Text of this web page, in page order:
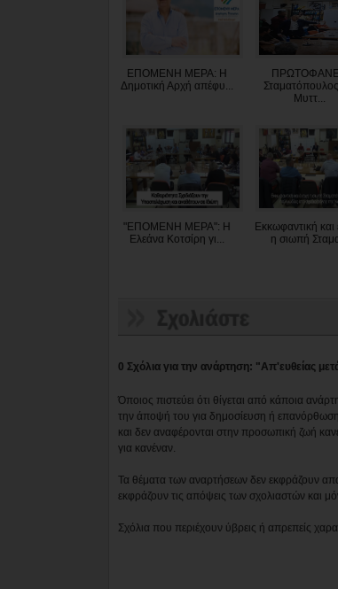
ΕΠΟΜΕΝΗ ΜΕΡΑ: Η
Δημοτική Αρχή απέφυ...
Σταματόπουλος
Μυττ...
"ΕΠΟΜΕΝΗ ΜΕΡΑ": Η
Ελεάνα Κοτσίρη γι...
Εκκωφαντική και
η σιωπή
0 Σχόλια για την ανάρτηση: "Απ'ευθείας
Όποιος πιστεύει ότι θίγεται από κάποια
την άποψή του για δημοσίευση ή
και δεν αναφέρονται στην προσωπική ζωή
για κανέναν.
Τα θέματα των αναρτήσεων δεν εκφράζουν
εκφράζουν τις απόψεις των σχολιαστών και
Σχόλια που περιέχουν ύβρεις ή απρεπείς